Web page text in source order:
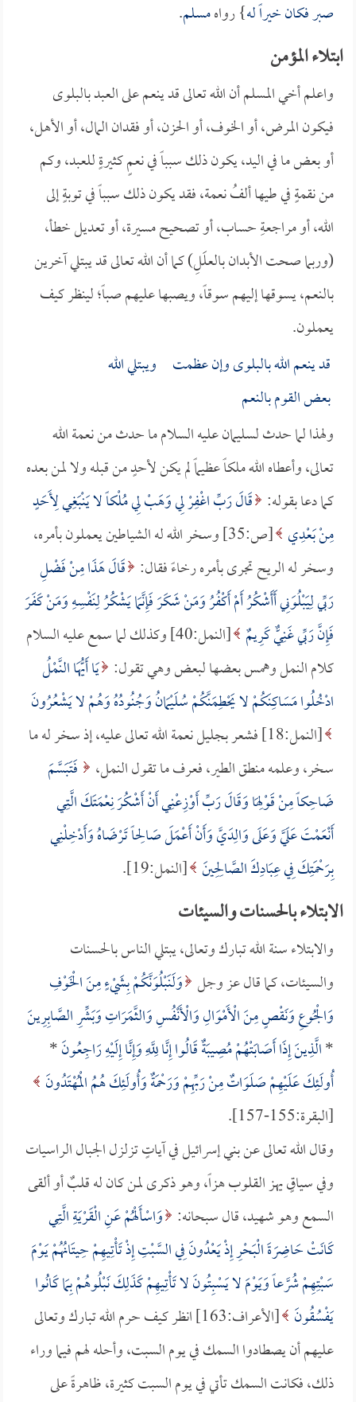
صبر فكان خيراً له} رواهمسلم.
ابتلاء المؤمن
واعلم أخي المسلم أن الله تعالى قد ينعم على العبد بالبلوى
فيكون المرض، أو الخوف، أو الحزن، أو فقدان المال، أو الأهل،
أو بعض ما في اليد، يكون ذلك سبباً في نعمٍ كثيرةٍ للعبد، وكم
من نقمةٍ في طيها ألفُ نعمة، فقد يكون ذلك سبباً في توبةٍ إلى
الله، أو مراجعةِ حساب، أو تصحيح مسيرة، أو تعديل خطأ،
(وربما صحت الأبدان بالعلَلِ) كما أن الله تعالى قد يبتلي آخرين
بالنعم، يسوقها إليهم سوقاً، ويصبها عليهم صباً؛ لينظر كيف
يعملون.
قد ينعم الله بالبلوى وإن عظمت ويبتلي الله
بعض القوم بالنعم
ولهذا لما حدث لسليمان عليه السلام ما حدث من نعمة الله
تعالى، وأعطاه الله ملكاً عظيماً لم يكن لأحدٍ من قبله ولا لمن بعده
كما دعا بقوله: قَالَ رَبِّ اغْفِرْ لِي وَهَبْ لِي مُلْكاً لا يَنْبَغِي لِأَحَدٍ
مِنْ بَعْدِي
[ص:35] وسخر الله له الشياطين يعملون بأمره،
وسخر له الريح تجرى بأمره رخاءً فقال: قَالَ هَذَا مِنْ فَضْلِ
رَبِّي لِيَبْلُوَنِي أَأَشْكُرُ أَمْ أَكْفُرُ وَمَنْ شَكَرَ فَإِنَّمَا يَشْكُرُ لِنَفْسِهِ وَمَنْ كَفَرَ
فَإِنَّ رَبِّي غَنِيٌّ كَرِيمٌ
[النمل:40] وكذلك لما سمع عليه السلام
كلام النمل وهمس بعضها لبعض وهي تقول: يَا أَيُّهَا النَّمْلُ
ادْخُلُوا مَسَاكِنَكُمْ لا يَحْطِمَنَّكُمْ سُلَيْمَانُ وَجُنُودُهُ وَهُمْ لا يَشْعُرُونَ
[النمل:18] فشعر بجليل نعمة الله تعالى عليه، إذ سخر له ما
سخر، وعلمه منطق الطير، فعرف ما تقول النمل،
فَتَبَسَّمَ
ضَاحِكاً مِنْ قَوْلِهَا وَقَالَ رَبِّ أَوْزِعْنِي أَنْ أَشْكُرَ نِعْمَتَكَ الَّتِي
أَنْعَمْتَ عَلَيَّ وَعَلَى وَالِدَيَّ وَأَنْ أَعْمَلَ صَالِحاً تَرْضَاهُ وَأَدْخِلْنِي
بِرَحْمَتِكَ فِي عِبَادِكَ الصَّالِحِينَ [النمل:19].
الابتلاء بالحسنات والسيئات
والابتلاء سنة الله تبارك وتعالى، يبتلي الناس بالحسنات
والسيئات، كما قال عز وجل وَلَنَبْلُوَنَّكُمْ بِشَيْءٍ مِنَ الْخَوْفِ
وَالْجُوعِ وَنَقْصٍ مِنَ الْأَمْوَالِ وَالْأَنْفُسِ وَالثَّمَرَاتِ وَبَشِّرِ الصَّابِرِينَ
*الَّذِينَ إِذَا أَصَابَتْهُمْ مُصِيبَةٌ قَالُوا إِنَّا لِلَّهِ وَإِنَّا إِلَيْهِ رَاجِعُونَ*
أُولَئِكَ عَلَيْهِمْ صَلَوَاتٌ مِنْ رَبِّهِمْ وَرَحْمَةٌ وَأُولَئِكَ هُمُ الْمُهْتَدُونَ
[البقرة:155-157].
وقال الله تعالى عن بني إسرائيل في آياتٍ تزلزل الجبال الراسيات
وفي سياقٍ يهز القلوب هزاً، وهو ذكرى لمن كان له قلبٌ أو ألقى
السمع وهو شهيد، قال سبحانه: وَاسْأَلْهُمْ عَنِ الْقَرْيَةِ الَّتِي
كَانَتْ حَاضِرَةَ الْبَحْرِ إِذْ يَعْدُونَ فِي السَّبْتِ إِذْ تَأْتِيهِمْ حِيتَانُهُمْ يَوْمَ
سَبْتِهِمْ شُرَّعاً وَيَوْمَ لا يَسْبِتُونَ لا تَأْتِيهِمْ كَذَلِكَ نَبْلُوهُمْ بِمَا كَانُوا
يَفْسُقُونَ
[الأعراف:163] انظر كيف حرم الله تبارك وتعالى
عليهم أن يصطادوا السمك في يوم السبت، وأحله لهم فيما وراء
ذلك، فكانت السمك تأتي في يوم السبت كثيرة، ظاهرةً على